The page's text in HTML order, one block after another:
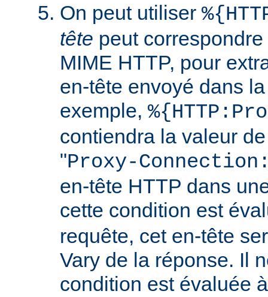
On peut utiliser
tête peut
MIME HTTP, pour
en-tête envoyé dans
exemple,
contiendra la valeur
"Proxy-
en-tête HTTP dans
cette condition est
requête, cet en-tête
Vary de la réponse. Il
condition est évaluée